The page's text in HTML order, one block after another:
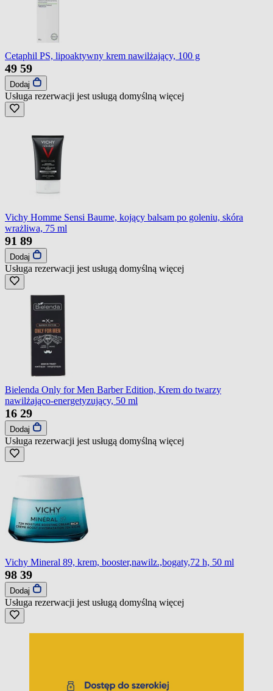
Cetaphil PS, lipoaktywny krem nawilżający, 100 g
49 59
Dodaj
Usługa rezerwacji jest usługą domyślną więcej
Vichy Homme Sensi Baume, kojący balsam po goleniu, skóra
wrażliwa, 75 ml
91 89
Dodaj
Usługa rezerwacji jest usługą domyślną więcej
Bielenda Only for Men Barber Edition, Krem do twarzy
nawilżająco-energetyzujący, 50 ml
16 29
Dodaj
Usługa rezerwacji jest usługą domyślną więcej
Vichy Mineral 89, krem, booster,nawilz.,bogaty,72 h, 50 ml
98 39
Dodaj
Usługa rezerwacji jest usługą domyślną więcej